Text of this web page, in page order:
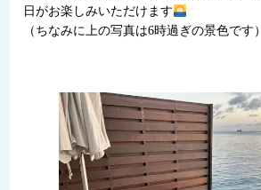
日がお楽しみいただけます
（ちなみに上の写真は6時過ぎの景色です）